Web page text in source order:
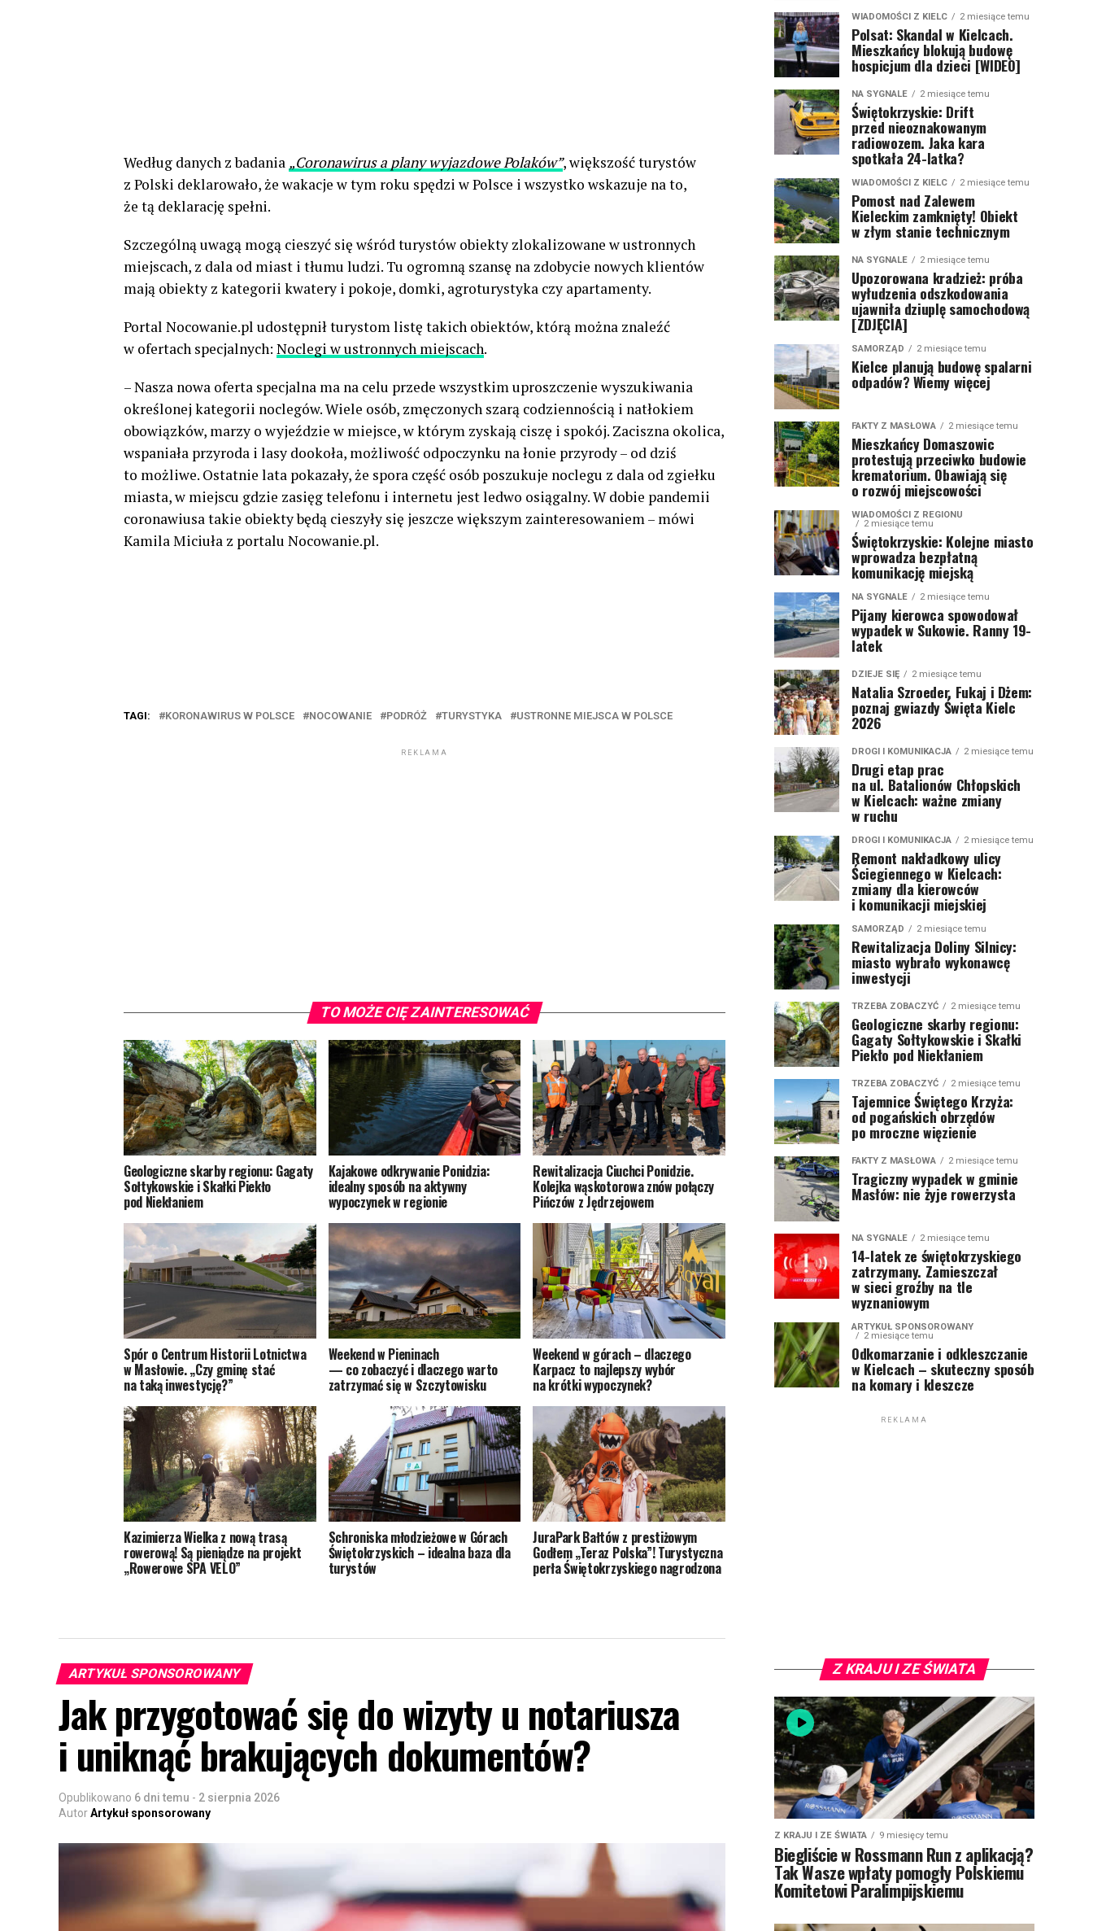
Według danych z badania „Coronawirus a plany wyjazdowe Polaków”, większość turystów
z Polski deklarowało, że wakacje w tym roku spędzi w Polsce i wszystko wskazuje na to,
że tą deklarację spełni.
Szczególną uwagą mogą cieszyć się wśród turystów obiekty zlokalizowane w ustronnych
miejscach, z dala od miast i tłumu ludzi. Tu ogromną szansę na zdobycie nowych klientów
mają obiekty z kategorii kwatery i pokoje, domki, agroturystyka czy apartamenty.
Portal Nocowanie.pl udostępnił turystom listę takich obiektów, którą można znaleźć
w ofertach specjalnych: Noclegi w ustronnych miejscach.
– Nasza nowa oferta specjalna ma na celu przede wszystkim uproszczenie wyszukiwania
określonej kategorii noclegów. Wiele osób, zmęczonych szarą codziennością i natłokiem
obowiązków, marzy o wyjeździe w miejsce, w którym zyskają ciszę i spokój. Zaciszna okolica,
wspaniała przyroda i lasy dookoła, możliwość odpoczynku na łonie przyrody – od dziś
to możliwe. Ostatnie lata pokazały, że spora część osób poszukuje noclegu z dala od zgiełku
miasta, w miejscu gdzie zasięg telefonu i internetu jest ledwo osiągalny. W dobie pandemii
coronawiusa takie obiekty będą cieszyły się jeszcze większym zainteresowaniem – mówi
Kamila Miciuła z portalu Nocowanie.pl.
TAGI: KORONAWIRUS W POLSCE NOCOWANIE PODRÓŻ TURYSTYKA USTRONNE MIEJSCA W POLSCE
REKLAMA
TO MOŻE CIĘ ZAINTERESOWAĆ
Geologiczne skarby regionu: Gagaty
Sołtykowskie i Skałki Piekło
pod Niekłaniem
Kajakowe odkrywanie Ponidzia:
idealny sposób na aktywny
wypoczynek w regionie
Rewitalizacja Ciuchci Ponidzie.
Kolejka wąskotorowa znów połączy
Pińczów z Jędrzejowem
Spór o Centrum Historii Lotnictwa
w Masłowie. „Czy gminę stać
na taką inwestycję?”
Weekend w Pieninach
— co zobaczyć i dlaczego warto
zatrzymać się w Szczytowisku
Weekend w górach – dlaczego
Karpacz to najlepszy wybór
na krótki wypoczynek?
Kazimierza Wielka z nową trasą
rowerową! Są pieniądze na projekt
„Rowerowe SPA VELO”
Schroniska młodzieżowe w Górach
Świętokrzyskich – idealna baza dla
turystów
JuraPark Bałtów z prestiżowym
Godłem „Teraz Polska”! Turystyczna
perła Świętokrzyskiego nagrodzona
ARTYKUŁ SPONSOROWANY
Jak przygotować się do wizyty u notariusza
i uniknąć brakujących dokumentów?
Opublikowano 6 dni temu - 2 sierpnia 2026
AutorArtykuł sponsorowany
WIADOMOŚCI Z KIELC 2 miesiące temu
Polsat: Skandal w Kielcach.
Mieszkańcy blokują budowę
hospicjum dla dzieci [WIDEO]
NA SYGNALE 2 miesiące temu
Świętokrzyskie: Drift
przed nieoznakowanym
radiowozem. Jaka kara
spotkała 24-latka?
WIADOMOŚCI Z KIELC 2 miesiące temu
Pomost nad Zalewem
Kieleckim zamknięty! Obiekt
w złym stanie technicznym
NA SYGNALE 2 miesiące temu
Upozorowana kradzież: próba
wyłudzenia odszkodowania
ujawniła dziuplę samochodową
[ZDJĘCIA]
SAMORZĄD 2 miesiące temu
Kielce planują budowę spalarni
odpadów? Wiemy więcej
FAKTY Z MASŁOWA 2 miesiące temu
Mieszkańcy Domaszowic
protestują przeciwko budowie
krematorium. Obawiają się
o rozwój miejscowości
WIADOMOŚCI Z REGIONU
2 miesiące temu
Świętokrzyskie: Kolejne miasto
wprowadza bezpłatną
komunikację miejską
NA SYGNALE 2 miesiące temu
Pijany kierowca spowodował
wypadek w Sukowie. Ranny 19-
latek
DZIEJE SIĘ 2 miesiące temu
Natalia Szroeder, Fukaj i Dżem:
poznaj gwiazdy Święta Kielc
2026
DROGI I KOMUNIKACJA 2 miesiące temu
Drugi etap prac
na ul. Batalionów Chłopskich
w Kielcach: ważne zmiany
w ruchu
DROGI I KOMUNIKACJA 2 miesiące temu
Remont nakładkowy ulicy
Ściegiennego w Kielcach:
zmiany dla kierowców
i komunikacji miejskiej
SAMORZĄD 2 miesiące temu
Rewitalizacja Doliny Silnicy:
miasto wybrało wykonawcę
inwestycji
TRZEBA ZOBACZYĆ 2 miesiące temu
Geologiczne skarby regionu:
Gagaty Sołtykowskie i Skałki
Piekło pod Niekłaniem
TRZEBA ZOBACZYĆ 2 miesiące temu
Tajemnice Świętego Krzyża:
od pogańskich obrzędów
po mroczne więzienie
FAKTY Z MASŁOWA 2 miesiące temu
Tragiczny wypadek w gminie
Masłów: nie żyje rowerzysta
NA SYGNALE 2 miesiące temu
14-latek ze świętokrzyskiego
zatrzymany. Zamieszczał
w sieci groźby na tle
wyznaniowym
ARTYKUŁ SPONSOROWANY
2 miesiące temu
Odkomarzanie i odkleszczanie
w Kielcach – skuteczny sposób
na komary i kleszcze
REKLAMA
Z KRAJU I ZE ŚWIATA
Z KRAJU I ZE ŚWIATA 9 miesięcy temu
Biegliście w Rossmann Run z aplikacją?
Tak Wasze wpłaty pomogły Polskiemu
Komitetowi Paralimpijskiemu